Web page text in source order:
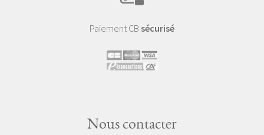
Paiement CB sécurisé
Nous contacter